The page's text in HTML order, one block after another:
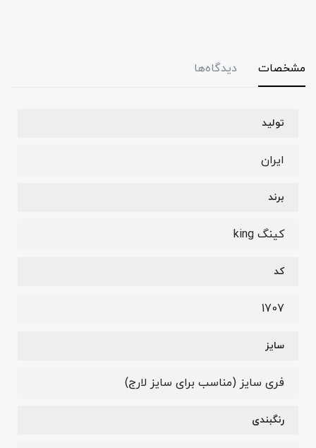
مشخصات دیدگاه‌ها
تولید
ایران
برند
کینگ king
کد
1707
سایز
فری سایز (مناسب برای سایز لارج)
رنگبندی